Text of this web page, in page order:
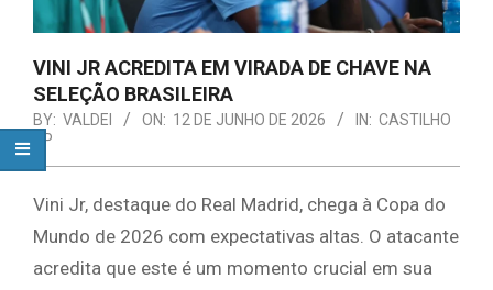
VINI JR ACREDITA EM VIRADA DE CHAVE NA
SELEÇÃO BRASILEIRA
BY: VALDEI ON: 12 DE JUNHO DE 2026 IN: CASTILHO
SP
Vini Jr, destaque do Real Madrid, chega à Copa do
Mundo de 2026 com expectativas altas. O atacante
acredita que este é um momento crucial em sua